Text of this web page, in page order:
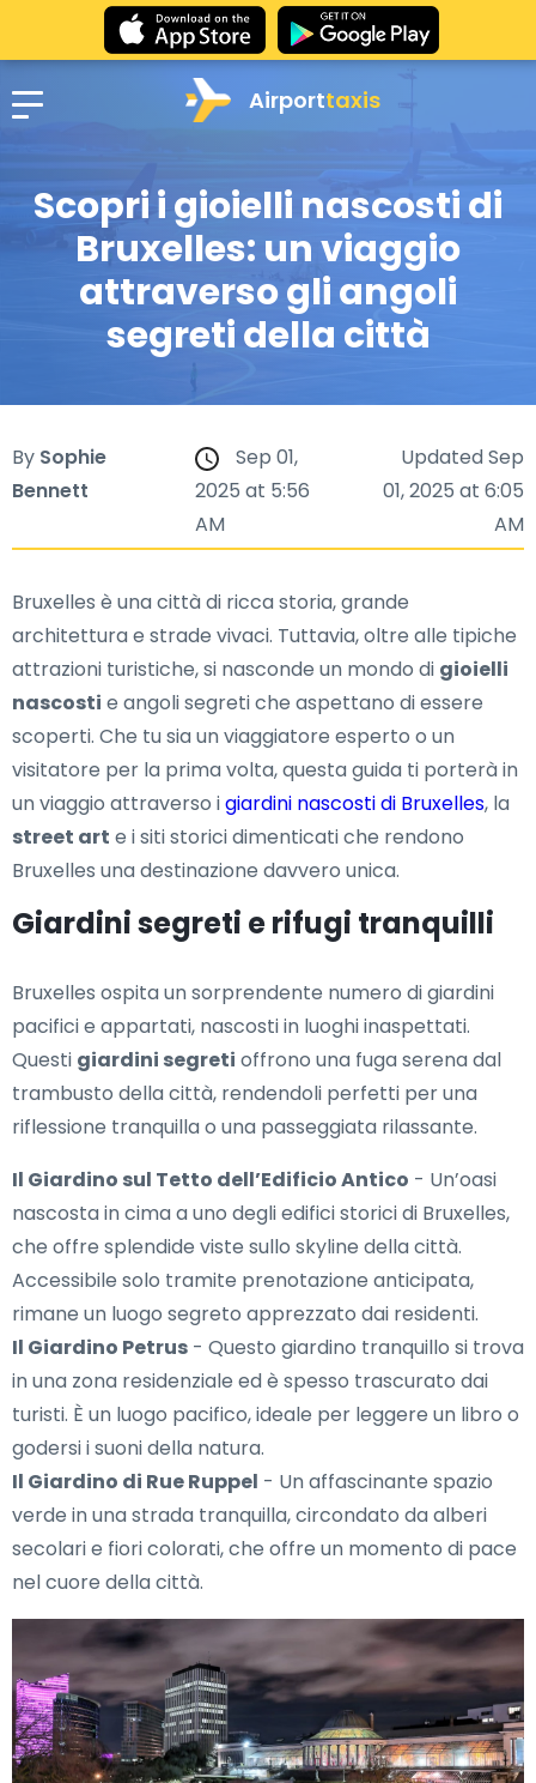
Airporttaxis
Scopri i gioielli nascosti di
Bruxelles: un viaggio
attraverso gli angoli
segreti della città
By Sophie
Bennett
Sep 01,
2025 at 5:56
AM
Updated Sep
01, 2025 at 6:05
AM
Bruxelles è una città di ricca storia, grande
architettura e strade vivaci. Tuttavia, oltre alle tipiche
attrazioni turistiche, si nasconde un mondo di gioielli
nascosti e angoli segreti che aspettano di essere
scoperti. Che tu sia un viaggiatore esperto o un
visitatore per la prima volta, questa guida ti porterà in
un viaggio attraverso igiardini nascosti di Bruxelles, la
street art e i siti storici dimenticati che rendono
Bruxelles una destinazione davvero unica.
Giardini segreti e rifugi tranquilli
Bruxelles ospita un sorprendente numero di giardini
pacifici e appartati, nascosti in luoghi inaspettati.
Questi giardini segreti offrono una fuga serena dal
trambusto della città, rendendoli perfetti per una
riflessione tranquilla o una passeggiata rilassante.
Il Giardino sul Tetto dell’Edificio Antico - Un’oasi
nascosta in cima a uno degli edifici storici di Bruxelles,
che offre splendide viste sullo skyline della città.
Accessibile solo tramite prenotazione anticipata,
rimane un luogo segreto apprezzato dai residenti.
Il Giardino Petrus - Questo giardino tranquillo si trova
in una zona residenziale ed è spesso trascurato dai
turisti. È un luogo pacifico, ideale per leggere un libro o
godersi i suoni della natura.
Il Giardino di Rue Ruppel - Un affascinante spazio
verde in una strada tranquilla, circondato da alberi
secolari e fiori colorati, che offre un momento di pace
nel cuore della città.